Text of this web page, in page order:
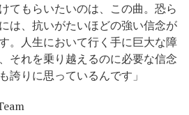
てもらいたいのは、この曲。恐ら
は、抗いがたいほどの強い信念が
。人生において行く手に巨大な障
それを乗り越えるのに必要な信念
誇りに思っているんです」